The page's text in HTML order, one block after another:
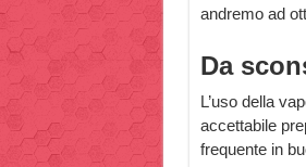
andremo ad
Da
L’uso della
accettabile
frequente in